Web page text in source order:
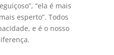
“ela é mais
esperto”. Todos
e é o nosso